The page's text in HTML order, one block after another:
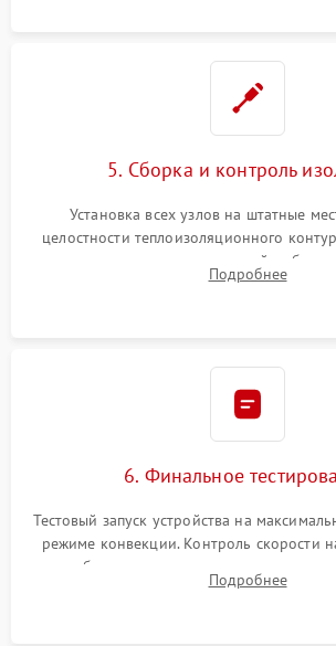
5. Сборка и контроль
Установка всех узлов на штатные
целостности теплоизоляционного
исключить перегрев кухонной мебели
Надежная фиксация клемм и сборка
Подробнее
6. Финальное
Тестовый запуск устройства на
режиме конвекции. Контроль скорости
срабатывания термостата при
температуры и тест на отсутствие
Подробнее